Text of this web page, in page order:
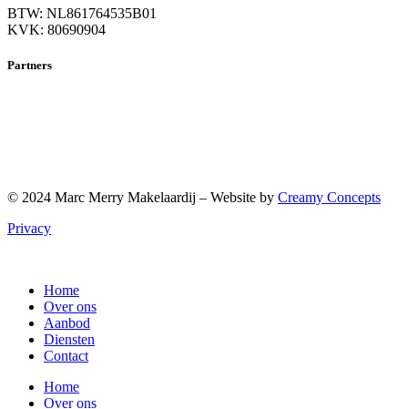
BTW: NL861764535B01
KVK: 80690904
Partners
© 2024 Marc Merry Makelaardij – Website by Creamy Concepts
Privacy
Home
Over ons
Aanbod
Diensten
Contact
Home
Over ons